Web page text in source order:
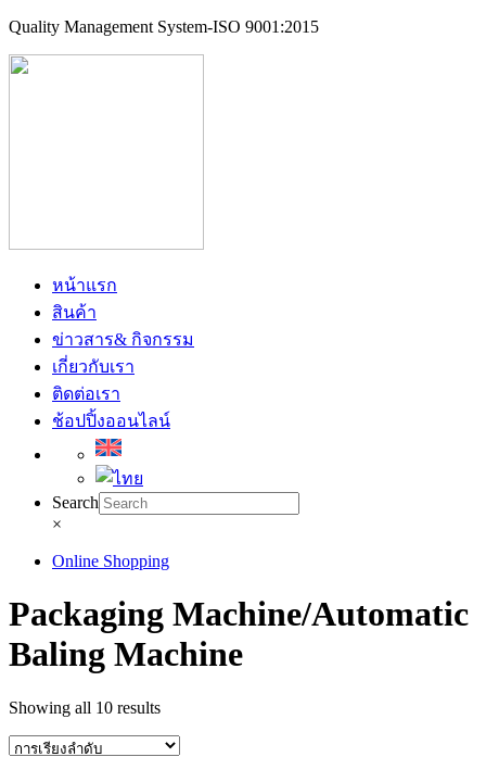
Quality Management System-ISO 9001:2015
หน้าแรก
สินค้า
ข่าวสาร& กิจกรรม
เกี่ยวกับเรา
ติดต่อเรา
ช้อปปิ้งออนไลน์
Search
×
Online Shopping
Packaging Machine/Automatic
Baling Machine
Showing all 10 results